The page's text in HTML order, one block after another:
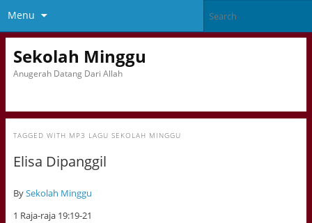
Menu
Sekolah Minggu
Anugerah Datang Dari Allah
TAGGED WITH MP3 LAGU SEKOLAH MINGGU
Elisa Dipanggil
BySekolah Minggu
1 Raja-raja 19:19-21